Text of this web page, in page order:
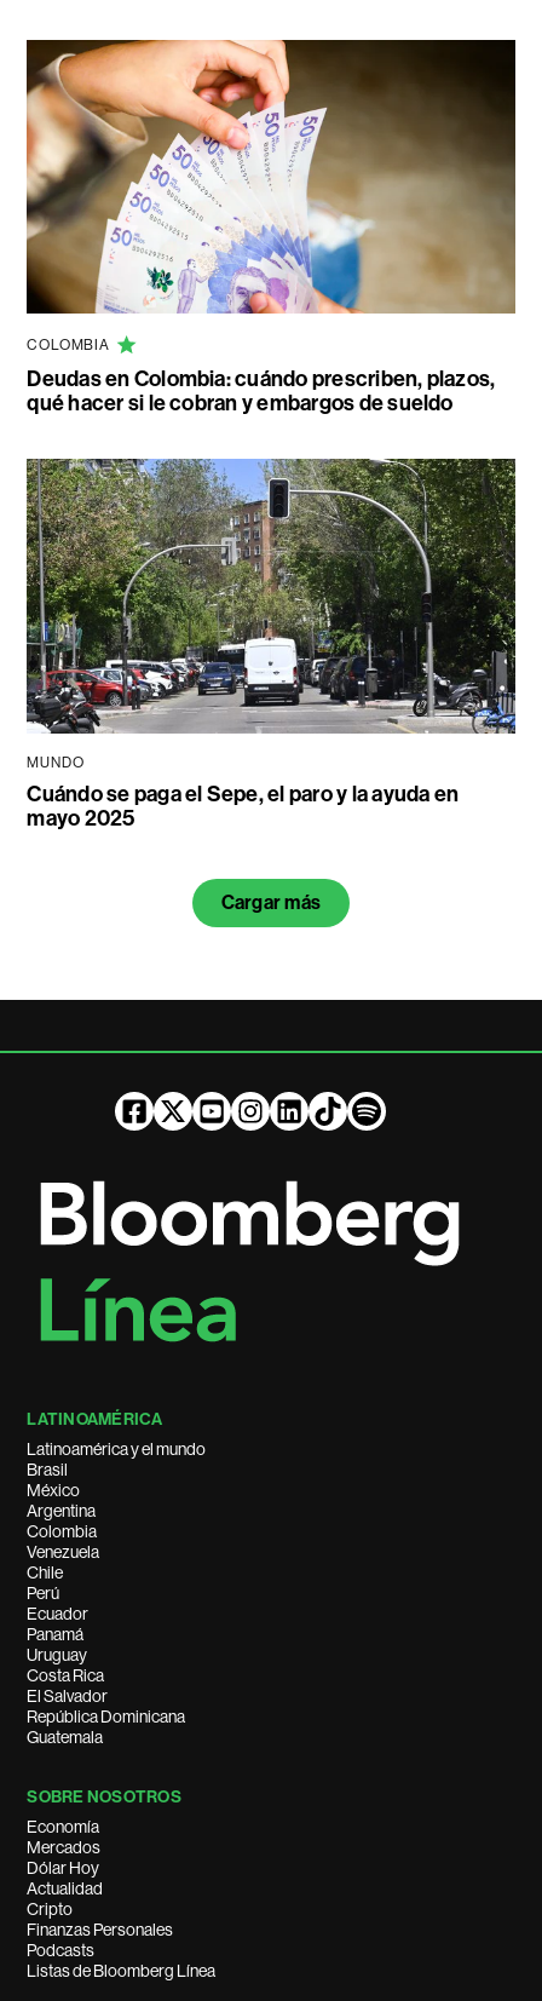
COLOMBIA
Deudas en Colombia: cuándo prescriben, plazos,
qué hacer si le cobran y embargos de sueldo
MUNDO
Cuándo se paga el Sepe, el paro y la ayuda en
mayo 2025
Cargar más
LATINOAMÉRICA
Latinoamérica y el mundo
Brasil
México
Argentina
Colombia
Venezuela
Chile
Perú
Ecuador
Panamá
Uruguay
Costa Rica
El Salvador
República Dominicana
Guatemala
SOBRE NOSOTROS
Economía
Mercados
Dólar Hoy
Actualidad
Cripto
Finanzas Personales
Podcasts
Listas de Bloomberg Línea